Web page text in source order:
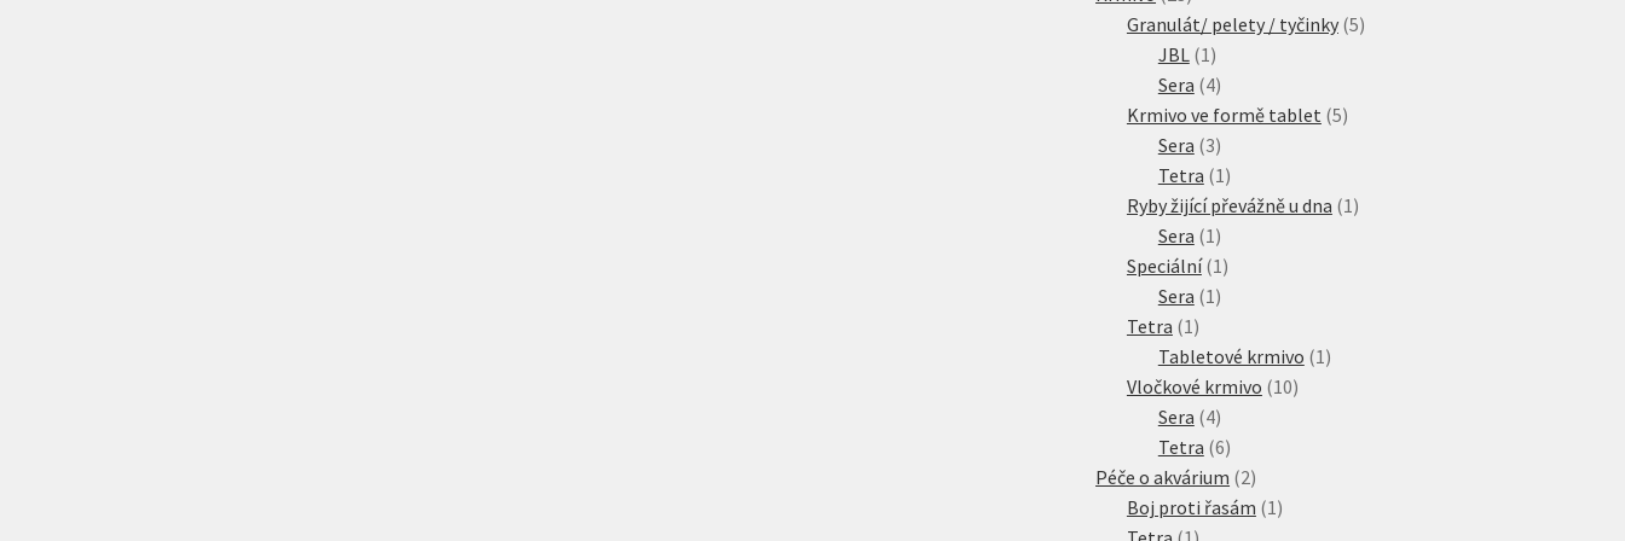
produktů
Granulát/ pelety / tyčinky 55
JBL 11
produkt
Sera 44
produkty
Krmivo ve formě tablet 55
Sera 33
produkty
Tetra 11
produkt
Ryby žijící převážně u dna 11
Sera 11
produkt
Speciální 11
Sera 11
Tetra 11
produkt
Tabletové krmivo 11
Vločkové krmivo 1010
Sera 44
produkty
Tetra 66
produktů
Péče o akvárium 22
produkty
Boj proti řasám 11